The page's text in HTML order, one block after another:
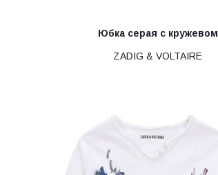
Юбка серая с кружевом
ZADIG & VOLTAIRE